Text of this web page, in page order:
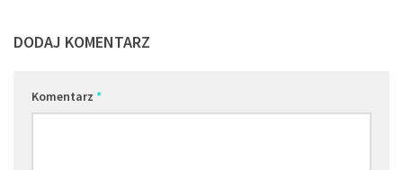
DODAJ KOMENTARZ
Komentarz *